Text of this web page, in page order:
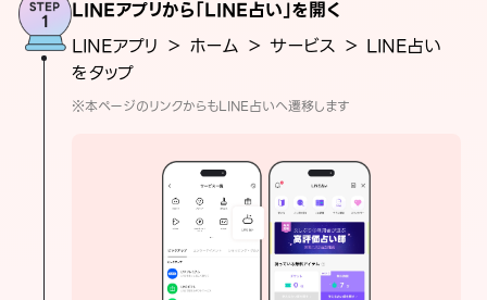
LINEアプリから「LINE占い」を開く
LINEアプリ ＞ ホーム ＞ サービス ＞ LINE占い
をタップ
※本ページのリンクからもLINE占いへ遷移します